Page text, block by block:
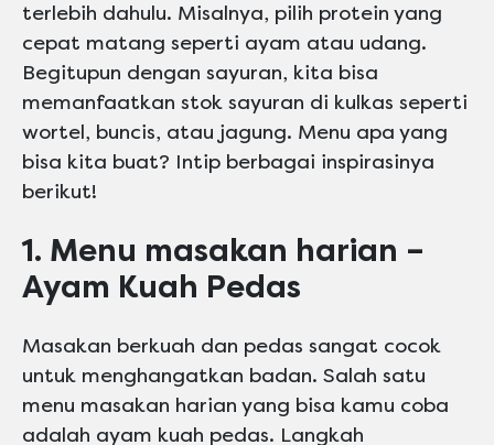
terlebih dahulu. Misalnya, pilih protein yang
cepat matang seperti ayam atau udang.
Begitupun dengan sayuran, kita bisa
memanfaatkan stok sayuran di kulkas seperti
wortel, buncis, atau jagung. Menu apa yang
bisa kita buat? Intip berbagai inspirasinya
berikut!
1. Menu masakan harian –
Ayam Kuah Pedas
Masakan berkuah dan pedas sangat cocok
untuk menghangatkan badan. Salah satu
menu masakan harian yang bisa kamu coba
adalah ayam kuah pedas. Langkah